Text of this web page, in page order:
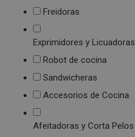
Freidoras
Exprimidores y Licuadoras
Robot de cocina
Sandwicheras
Accesorios de Cocina
Afeitadoras y Corta Pelos